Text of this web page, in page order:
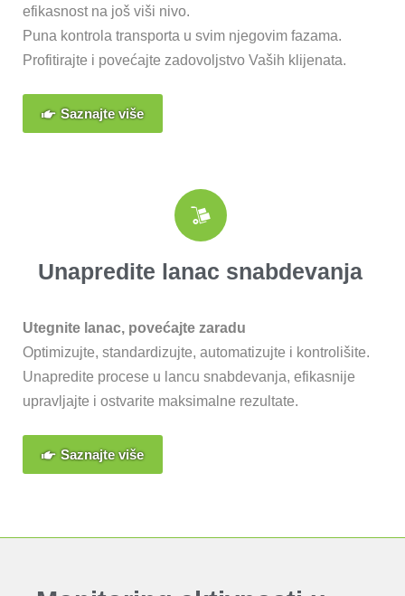
efikasnost na još viši nivo.
Puna kontrola transporta u svim njegovim fazama.
Profitirajte i povećajte zadovoljstvo Vaših klijenata.
Saznajte više
Unapredite lanac snabdevanja
Utegnite lanac, povećajte zaradu
Optimizujte, standardizujte, automatizujte i kontrolišite.
Unapredite procese u lancu snabdevanja, efikasnije
upravljajte i ostvarite maksimalne rezultate.
Saznajte više